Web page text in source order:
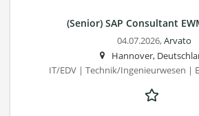
(Senior) SAP Consultant
04.07.2026,Arvato
Hannover,
IT/EDV | Technik/Ingenieurwesen |